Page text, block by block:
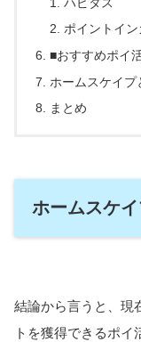
ハピタス
ポイントイン
■おすすめポイ
ホームスケイプ
まとめ
ホームスケ
結論から言うと、現
トを獲得できるポ